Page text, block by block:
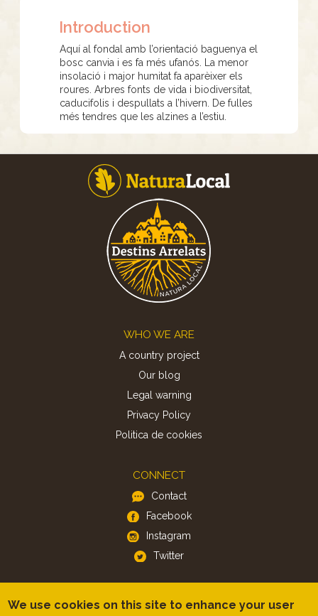
Introduction
Aquí al fondal amb l’orientació baguenya el
bosc canvia i es fa més ufanós. La menor
insolació i major humitat fa aparèixer els
roures. Arbres fonts de vida i biodiversitat,
caducifolis i despullats a l’hivern. De fulles
més tendres que les alzines a l’estiu.
WHO WE ARE
A country project
Our blog
Legal warning
Privacy Policy
Politica de cookies
CONNECT
Contact
Facebook
Instagram
Twitter
We use cookies on this site to enhance your user